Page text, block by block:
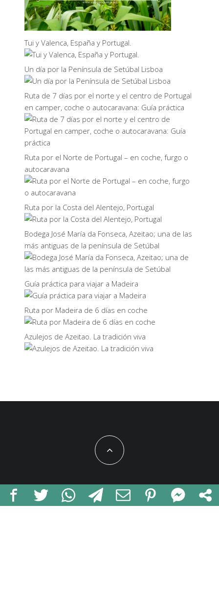
Tui y Valenca, España y Portugal.
Un día por la Península de Setúbal Lisboa
Ruta de 7 días por el norte y el centro de Portugal
en camper, coche o autocaravana: Guía práctica
Ruta por el Norte de Portugal – en coche, furgo o
autocaravana
Ruta por la Costa del Alentejo, Portugal
Bodega José María da Fonseca, Azeitao; una de las
más antiguas de la península de Setúbal
Guía práctica para viajar a Madeira
Ruta por Madeira de 6 días en coche
Azulejos de Azeitao. La tradición viva